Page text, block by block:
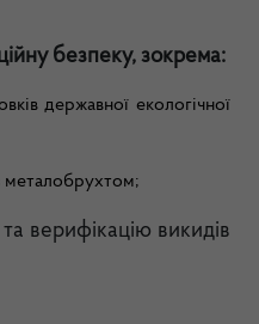
безпеку, зокрема:
державної екологічної
металобрухтом;
та верифікацію викидів